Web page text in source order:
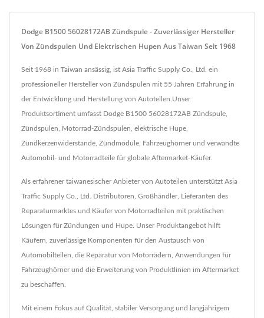
Dodge B1500 56028172AB Zündspule - Zuverlässiger Hersteller
Von Zündspulen Und Elektrischen Hupen Aus Taiwan Seit 1968
Seit 1968 in Taiwan ansässig, ist Asia Traffic Supply Co., Ltd. ein
professioneller Hersteller von Zündspulen mit 55 Jahren Erfahrung in
der Entwicklung und Herstellung von Autoteilen.Unser
Produktsortiment umfasst Dodge B1500 56028172AB Zündspule,
Zündspulen, Motorrad-Zündspulen, elektrische Hupe,
Zündkerzenwiderstände, Zündmodule, Fahrzeughörner und verwandte
Automobil- und Motorradteile für globale Aftermarket-Käufer.
Als erfahrener taiwanesischer Anbieter von Autoteilen unterstützt Asia
Traffic Supply Co., Ltd. Distributoren, Großhändler, Lieferanten des
Reparaturmarktes und Käufer von Motorradteilen mit praktischen
Lösungen für Zündungen und Hupe. Unser Produktangebot hilft
Käufern, zuverlässige Komponenten für den Austausch von
Automobilteilen, die Reparatur von Motorrädern, Anwendungen für
Fahrzeughörner und die Erweiterung von Produktlinien im Aftermarket
zu beschaffen.
Mit einem Fokus auf Qualität, stabiler Versorgung und langjährigem